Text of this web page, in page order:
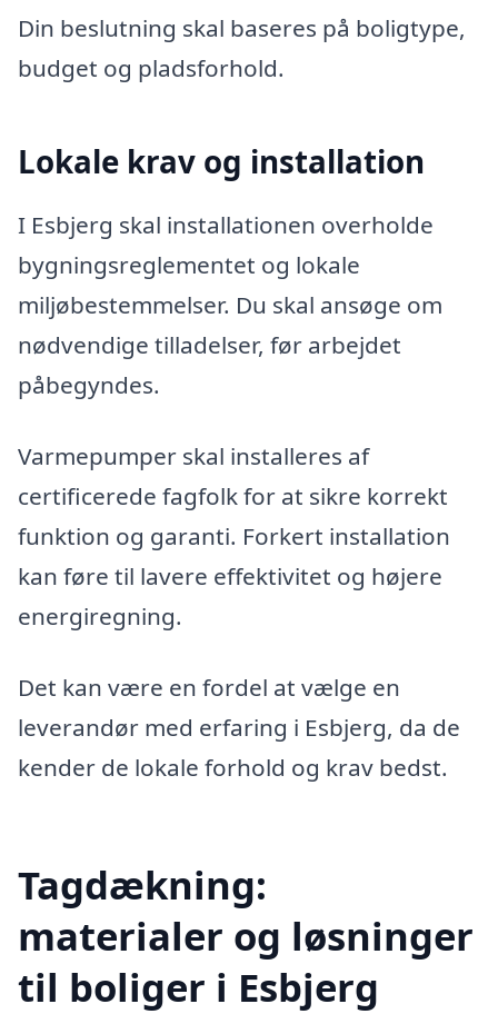
Din beslutning skal baseres på boligtype,
budget og pladsforhold.
Lokale krav og installation
I Esbjerg skal installationen overholde
bygningsreglementet og lokale
miljøbestemmelser. Du skal ansøge om
nødvendige tilladelser, før arbejdet
påbegyndes.
Varmepumper skal installeres af
certificerede fagfolk for at sikre korrekt
funktion og garanti. Forkert installation
kan føre til lavere effektivitet og højere
energiregning.
Det kan være en fordel at vælge en
leverandør med erfaring i Esbjerg, da de
kender de lokale forhold og krav bedst.
Tagdækning:
materialer og løsninger
til boliger i Esbjerg